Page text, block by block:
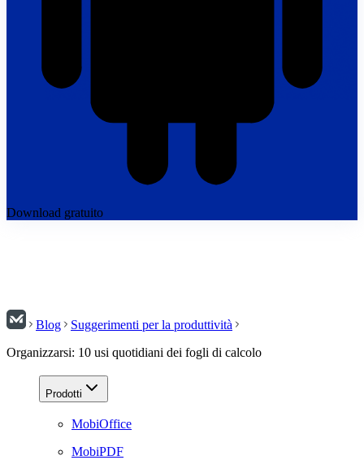
Download gratuito
Blog
Suggerimenti per la produttività
Organizzarsi: 10 usi quotidiani dei fogli di calcolo
Prodotti
MobiOffice
MobiPDF